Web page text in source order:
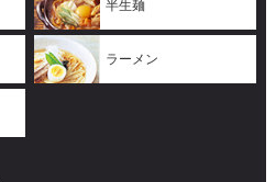
半生麺
ラーメン